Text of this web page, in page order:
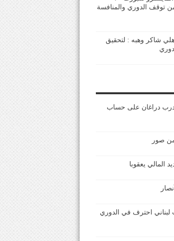
من توقف الدوري والمنافسة
شاكر وهبه : لتحقيق
دراغان على حساب
صور
المالي يعقوبا
احترف في الدوري